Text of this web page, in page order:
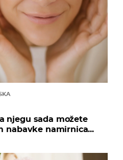
njegu sada možete
nabavke namirnica...